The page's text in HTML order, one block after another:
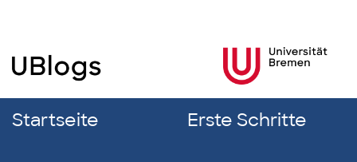
Startseite Erste Schritte